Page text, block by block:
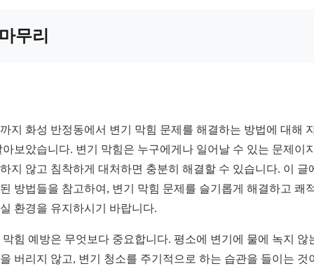
무리
지 화성 반정동에서 변기 막힘 문제를 해결하는 방법에 대해
아보았습니다. 변기 막힘은 누구에게나 일어날 수 있는 문제이
지 않고 침착하게 대처하면 충분히 해결할 수 있습니다. 이 글
방법들을 참고하여, 변기 막힘 문제를 슬기롭게 해결하고 쾌
환경을 유지하시기 바랍니다.
막힘 예방은 무엇보다 중요합니다. 평소에 변기에 물에 녹지 않
버리지 않고, 변기 청소를 주기적으로 하는 습관을 들이는 것